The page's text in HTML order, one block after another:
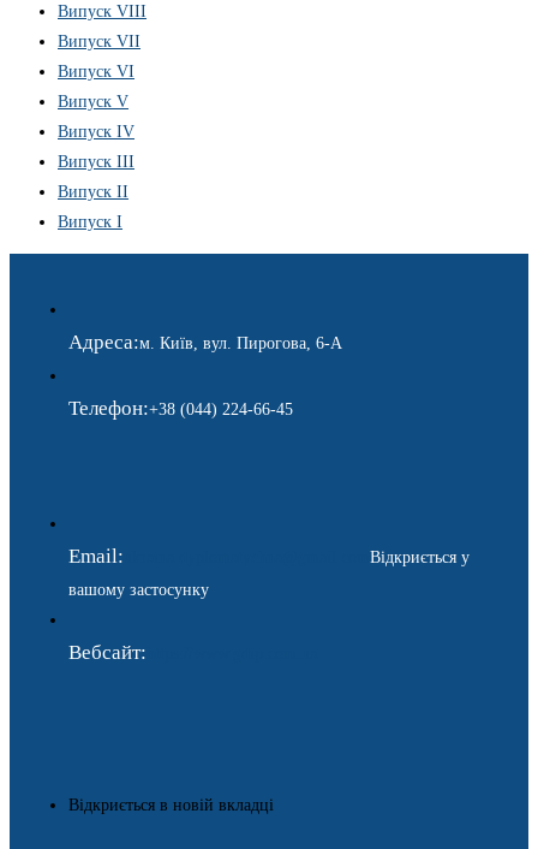
Випуск VIII
Випуск VII
Випуск VI
Випуск V
Випуск IV
Випуск III
Випуск II
Випуск I
Адреса:м. Київ, вул. Пирогова, 6-А
Телефон:+38 (044) 224-66-45
Email:
Відкриється у
вашому застосунку
Вебсайт:
Відкриється в новій вкладці